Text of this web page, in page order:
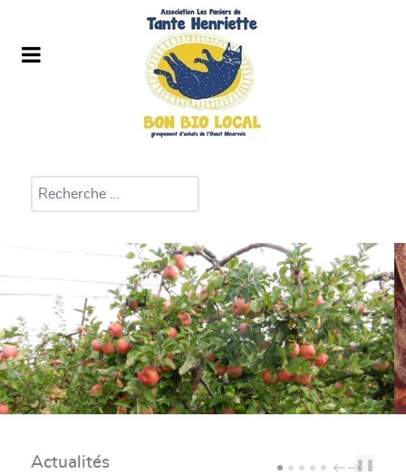
Rechercher
Actualités PREVNEXT
❚❚